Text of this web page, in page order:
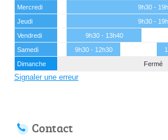
Mercredi
9h30 - 19h
Jeudi
9h30 - 19h
Vendredi
9h30 - 13h40
Samedi
9h30 - 12h30
Dimanche
Fermé
Signaler une erreur
Contact